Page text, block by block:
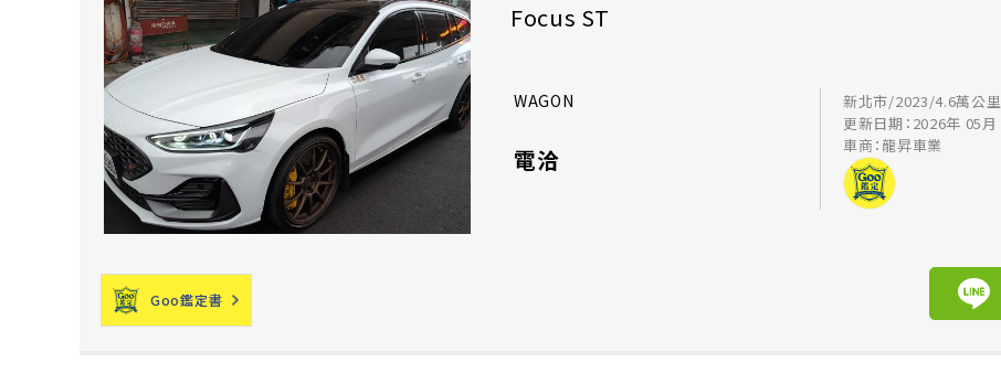
Focus ST
WAGON
電洽
新北市/2023/4.6萬公里
更新日期：2026年 05月
車商：龍昇車業
Goo鑑定書